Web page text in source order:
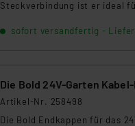
Steckverbindung ist er ideal
sofort versandfertig -
Die Bold 24V-Garten
Artikel-Nr. 258498
Die Bold Endkappen für das